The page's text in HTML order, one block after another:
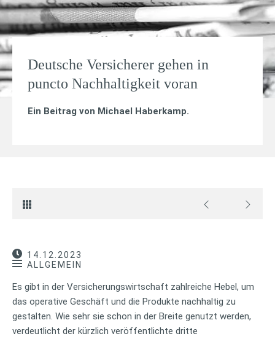
Deutsche Versicherer gehen in
puncto Nachhaltigkeit voran
Ein Beitrag von Michael Haberkamp.
14.12.2023
ALLGEMEIN
Es gibt in der Versicherungswirtschaft zahlreiche Hebel, um
das operative Geschäft und die Produkte nachhaltig zu
gestalten. Wie sehr sie schon in der Breite genutzt werden,
verdeutlicht der kürzlich veröffentlichte dritte